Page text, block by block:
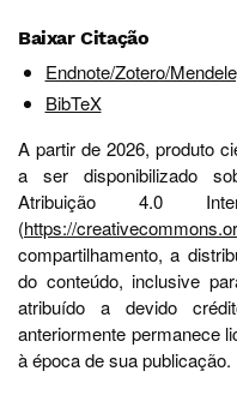
Baixar Citação
Endnote/Zotero/
BibTeX
A partir de 2026, produto
a ser disponibilizado
Atribuição 4.0
(https://
compartilhamento, a
do conteúdo, inclusive
atribuído a devido
anteriormente permanece
à época de sua publicação.